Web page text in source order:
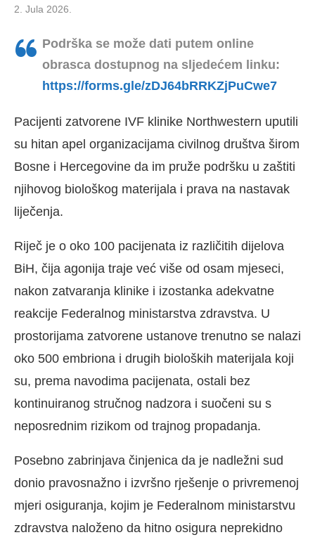
2. Jula 2026.
Podrška se može dati putem online
obrasca dostupnog na sljedećem linku:
https://forms.gle/zDJ64bRRKZjPuCwe7
Pacijenti zatvorene IVF klinike Northwestern uputili
su hitan apel organizacijama civilnog društva širom
Bosne i Hercegovine da im pruže podršku u zaštiti
njihovog biološkog materijala i prava na nastavak
liječenja.
Riječ je o oko 100 pacijenata iz različitih dijelova
BiH, čija agonija traje već više od osam mjeseci,
nakon zatvaranja klinike i izostanka adekvatne
reakcije Federalnog ministarstva zdravstva. U
prostorijama zatvorene ustanove trenutno se nalazi
oko 500 embriona i drugih bioloških materijala koji
su, prema navodima pacijenata, ostali bez
kontinuiranog stručnog nadzora i suočeni su s
neposrednim rizikom od trajnog propadanja.
Posebno zabrinjava činjenica da je nadležni sud
donio pravosnažno i izvršno rješenje o privremenoj
mjeri osiguranja, kojim je Federalnom ministarstvu
zdravstva naloženo da hitno osigura neprekidno